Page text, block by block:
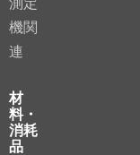
測定
機関
連
材
料・
消耗
品